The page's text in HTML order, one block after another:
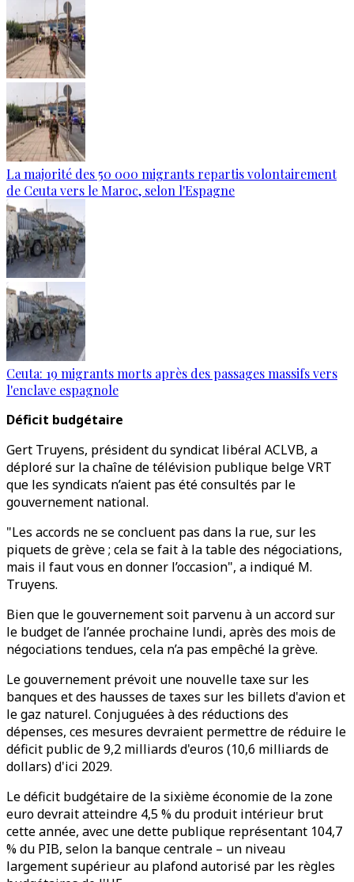
La majorité des 50 000 migrants repartis volontairement
de Ceuta vers le Maroc, selon l'Espagne
Ceuta: 19 migrants morts après des passages massifs vers
l'enclave espagnole
Déficit budgétaire
Gert Truyens, président du syndicat libéral ACLVB, a
déploré sur la chaîne de télévision publique belge VRT
que les syndicats n’aient pas été consultés par le
gouvernement national.
"Les accords ne se concluent pas dans la rue, sur les
piquets de grève ; cela se fait à la table des négociations,
mais il faut vous en donner l’occasion", a indiqué M.
Truyens.
Bien que le gouvernement soit parvenu à un accord sur
le budget de l’année prochaine lundi, après des mois de
négociations tendues, cela n’a pas empêché la grève.
Le gouvernement prévoit une nouvelle taxe sur les
banques et des hausses de taxes sur les billets d'avion et
le gaz naturel. Conjuguées à des réductions des
dépenses, ces mesures devraient permettre de réduire le
déficit public de 9,2 milliards d'euros (10,6 milliards de
dollars) d'ici 2029.
Le déficit budgétaire de la sixième économie de la zone
euro devrait atteindre 4,5 % du produit intérieur brut
cette année, avec une dette publique représentant 104,7
% du PIB, selon la banque centrale – un niveau
largement supérieur au plafond autorisé par les règles